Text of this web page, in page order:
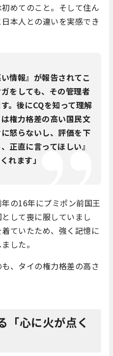
めてのこと。そして住ん
本人との違いを実感でき
情報』が報告されてこ
をしても、その管理者
。後にCQを知って理解
権力格差の高い国民文
怒らないし、評価を下
正直に言ってほしい』
れます」
の16年にプミポン前国王
して喪に服していまし
ていたため、強く記憶に
した。
、タイの権力格差の高さ
「心に火が点く